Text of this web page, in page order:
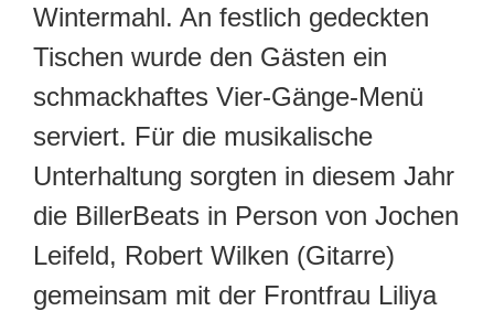
Wintermahl. An festlich gedeckten
Tischen wurde den Gästen ein
schmackhaftes Vier-Gänge-Menü
serviert. Für die musikalische
Unterhaltung sorgten in diesem Jahr
die BillerBeats in Person von Jochen
Leifeld, Robert Wilken (Gitarre)
gemeinsam mit der Frontfrau Liliya